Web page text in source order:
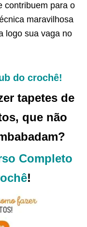
contribuem para o
maravilhosa
logo sua vaga no
do crochê!
tapetes de
que não
Completo
!